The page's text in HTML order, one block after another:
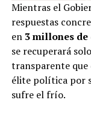
Mientras el
respuestas
en 3 millones
se recuperará
transparente que
élite política por
sufre el frío.